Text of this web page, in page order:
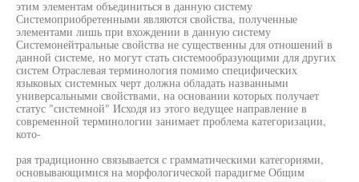
этим элементам объединиться в данную систему
Системоприобретенными являются свойства, полученные
элементами лишь при вхождении в данную систему
Системонейтральные свойства не существенны для отношений в
данной системе, но могут стать системообразующими для других
систем Отраслевая терминология помимо специфических
языковых системных черт должна обладать названными
универсальными свойствами, на основании которых получает
статус "системной" Исходя из этого ведущее направление в
современной терминологии занимает проблема категоризации,
кото-
рая традиционно связывается с грамматическими категориями,
основывающимися на морфологической парадигме Общим